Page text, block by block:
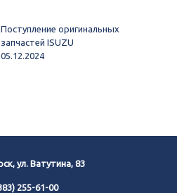
Поступление оригинальных
запчастей ISUZU
05.12.2024
ул. Ватутина, 83
255-61-00